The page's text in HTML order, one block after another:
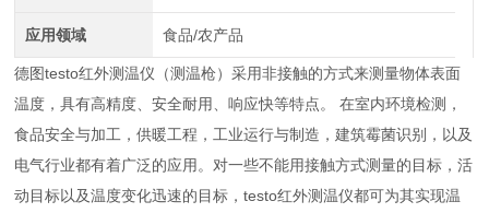
应用领域 食品/农产品
德图testo红外测温仪（测温枪）采用非接触的方式来测量物体表面
温度，具有高精度、安全耐用、响应快等特点。 在室内环境检测，
食品安全与加工，供暖工程，工业运行与制造，建筑霉菌识别，以及
电气行业都有着广泛的应用。对一些不能用接触方式测量的目标，活
动目标以及温度变化迅速的目标，testo红外测温仪都可为其实现温